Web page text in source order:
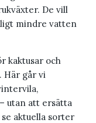
De vill
mindre vatten
kaktusar och
Här går vi
utan att ersätta
aktuella sorter